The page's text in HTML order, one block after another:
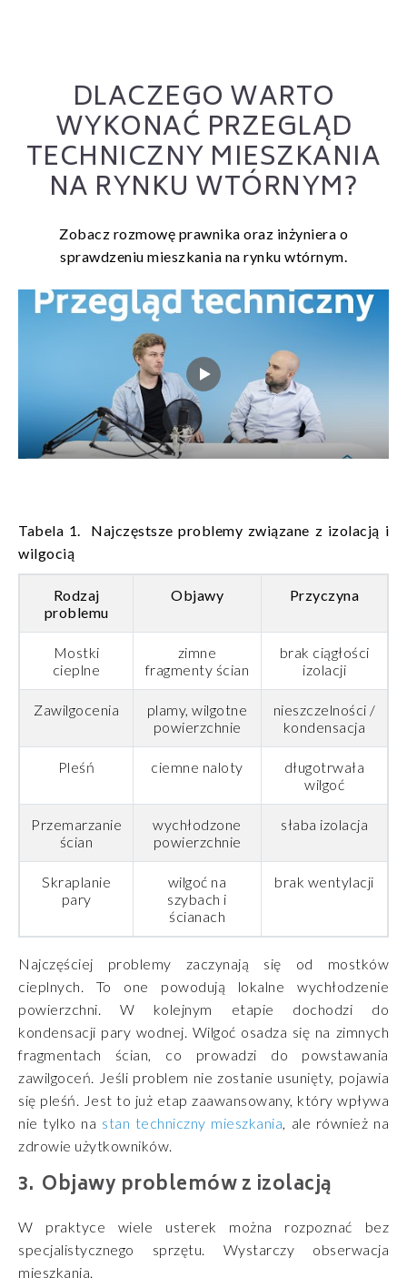
DLACZEGO WARTO
WYKONAĆ PRZEGLĄD
TECHNICZNY MIESZKANIA
NA RYNKU WTÓRNYM?
Zobacz rozmowę prawnika oraz inżyniera o
sprawdzeniu mieszkania na rynku wtórnym.
Tabela 1. Najczęstsze problemy związane z izolacją i
wilgocią
Rodzaj
problemu
Objawy Przyczyna
Mostki
cieplne
zimne
fragmenty ścian
brak ciągłości
izolacji
Zawilgocenia
plamy, wilgotne
powierzchnie
nieszczelności /
kondensacja
Pleśń ciemne naloty
długotrwała
wilgoć
Przemarzanie
ścian
wychłodzone
powierzchnie
słaba izolacja
Skraplanie
pary
wilgoć na
szybach i
ścianach
brak wentylacji
Najczęściej problemy zaczynają się od mostków
cieplnych. To one powodują lokalne wychłodzenie
powierzchni. W kolejnym etapie dochodzi do
kondensacji pary wodnej. Wilgoć osadza się na zimnych
fragmentach ścian, co prowadzi do powstawania
zawilgoceń. Jeśli problem nie zostanie usunięty, pojawia
się pleśń. Jest to już etap zaawansowany, który wpływa
nie tylko na stan techniczny mieszkania , ale również na
zdrowie użytkowników.
Objawy problemów z izolacją
W praktyce wiele usterek można rozpoznać bez
specjalistycznego sprzętu. Wystarczy obserwacja
mieszkania.